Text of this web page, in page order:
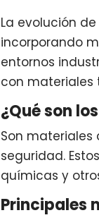
La evolución
incorporando
entornos
con materiales
¿Qué son
Son
seguridad.
químicas y
Principales